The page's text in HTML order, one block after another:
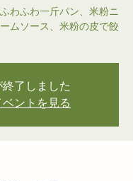
わふわ一斤パン、米粉ニ
ムソース、米粉の皮で餃
終了しました
ントを見る